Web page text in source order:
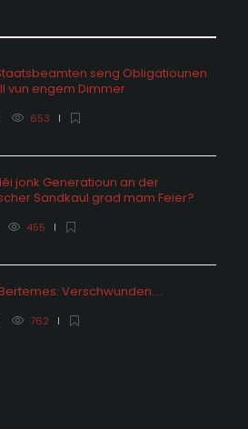
seng Obligatiounen
vun engem Dimmer
653
jonk Generatioun an der
Sandkaul grad mam Feier?
455
Verschwunden….
762